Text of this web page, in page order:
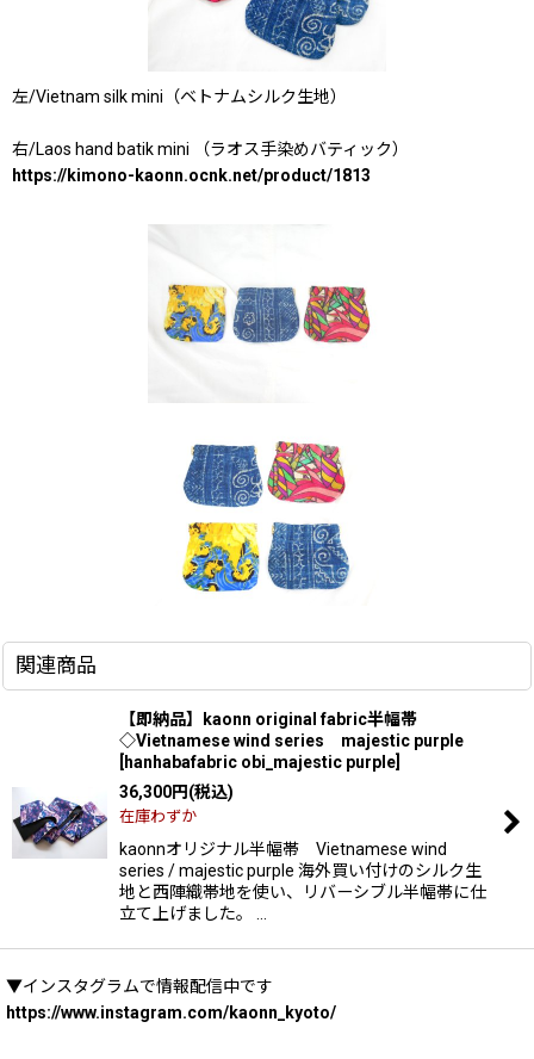
左/Vietnam silk mini（ベトナムシルク生地）
右/Laos hand batik mini （ラオス手染めバティック）
https://kimono-kaonn.ocnk.net/product/1813
関連商品
【即納品】kaonn original fabric半幅帯
◇Vietnamese wind series majestic purple
hanhabafabric obi_majestic purple
36,300円(税込)
在庫わずか
kaonnオリジナル半幅帯 Vietnamese wind
series / majestic purple 海外買い付けのシルク生
地と西陣織帯地を使い、リバーシブル半幅帯に仕
立て上げました。 …
▼インスタグラムで情報配信中です
https://www.instagram.com/kaonn_kyoto/